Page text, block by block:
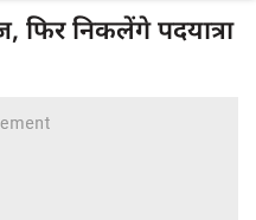
फिर निकलेंगे पदयात्रा